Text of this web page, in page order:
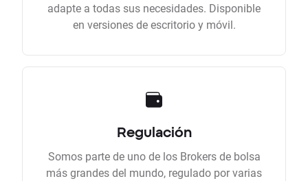
adapte a todas sus necesidades. Disponible
en versiones de escritorio y móvil.
Regulación
Somos parte de uno de los Brokers de bolsa
más grandes del mundo, regulado por varias